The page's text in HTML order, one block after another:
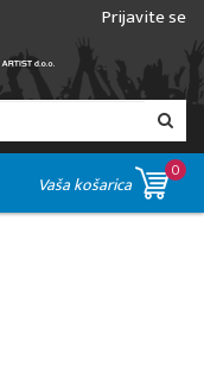
Prijavite se
Vaša košarica
0